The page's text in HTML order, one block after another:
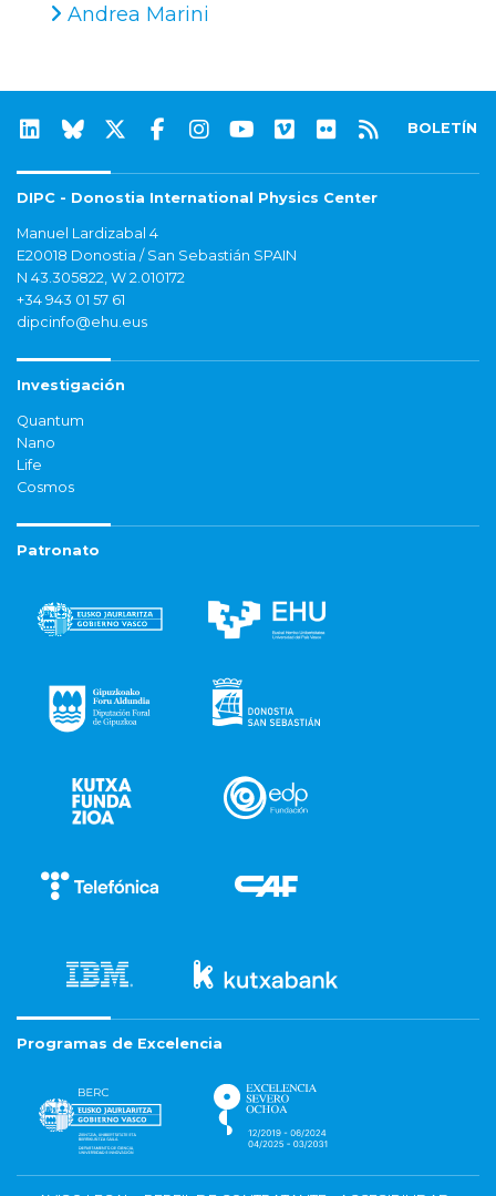
Andrea Marini
BOLETÍN
DIPC - Donostia International Physics Center
Manuel Lardizabal 4
E20018 Donostia / San Sebastián SPAIN
N 43.305822, W 2.010172
+34 943 01 57 61
dipcinfo@ehu.eus
Investigación
Quantum
Nano
Life
Cosmos
Patronato
Programas de Excelencia